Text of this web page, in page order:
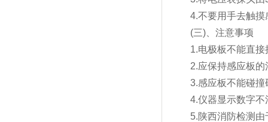
4.不要用手去触摸感
(三)、注意事项
1.电极板不能直接接
2.应保持感应板的清
3.感应板不能碰撞硬
4.仪器显示数字不清
5.陕西消防检测由于